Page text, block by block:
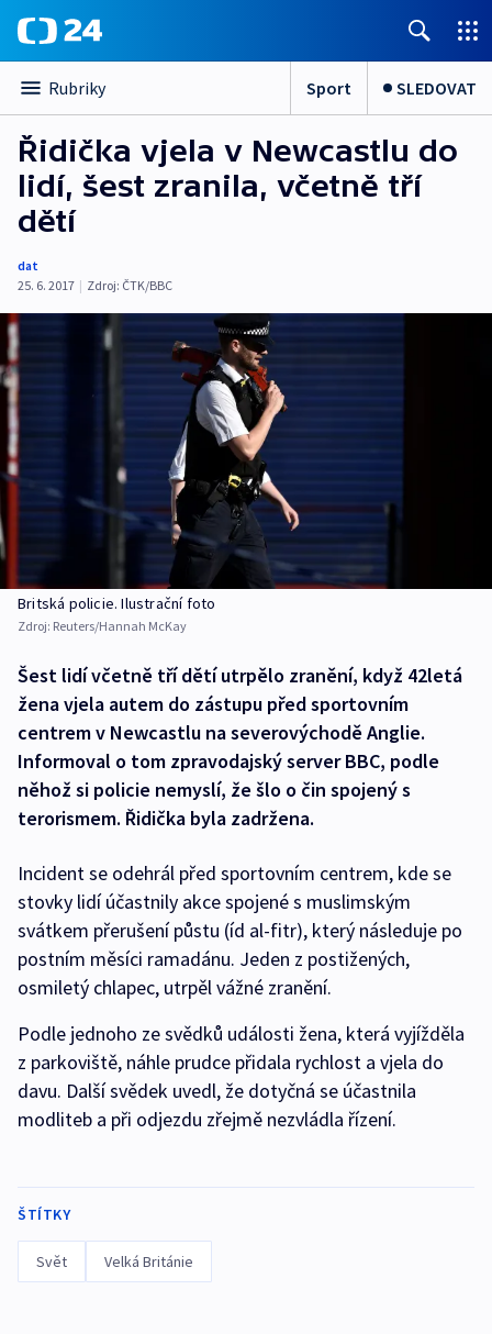
Rubriky Sport SLEDOVAT
Řidička vjela v Newcastlu do
lidí, šest zranila, včetně tří
dětí
dat
25. 6. 2017 | Zdroj: ČTK/BBC
Britská policie. Ilustrační foto
Zdroj: Reuters/Hannah McKay
Šest lidí včetně tří dětí utrpělo zranění, když 42letá
žena vjela autem do zástupu před sportovním
centrem v Newcastlu na severovýchodě Anglie.
Informoval o tom zpravodajský server BBC, podle
něhož si policie nemyslí, že šlo o čin spojený s
terorismem. Řidička byla zadržena.
Incident se odehrál před sportovním centrem, kde se
stovky lidí účastnily akce spojené s muslimským
svátkem přerušení půstu (íd al-fitr), který následuje po
postním měsíci ramadánu. Jeden z postižených,
osmiletý chlapec, utrpěl vážné zranění.
Podle jednoho ze svědků události žena, která vyjížděla
z parkoviště, náhle prudce přidala rychlost a vjela do
davu. Další svědek uvedl, že dotyčná se účastnila
modliteb a při odjezdu zřejmě nezvládla řízení.
ŠTÍTKY
Svět Velká Británie